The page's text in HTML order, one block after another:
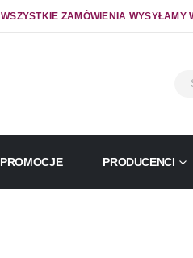
WSZYSTKIE ZAMÓWIENIA WYSYŁAMY
PROMOCJE PRODUCENCI